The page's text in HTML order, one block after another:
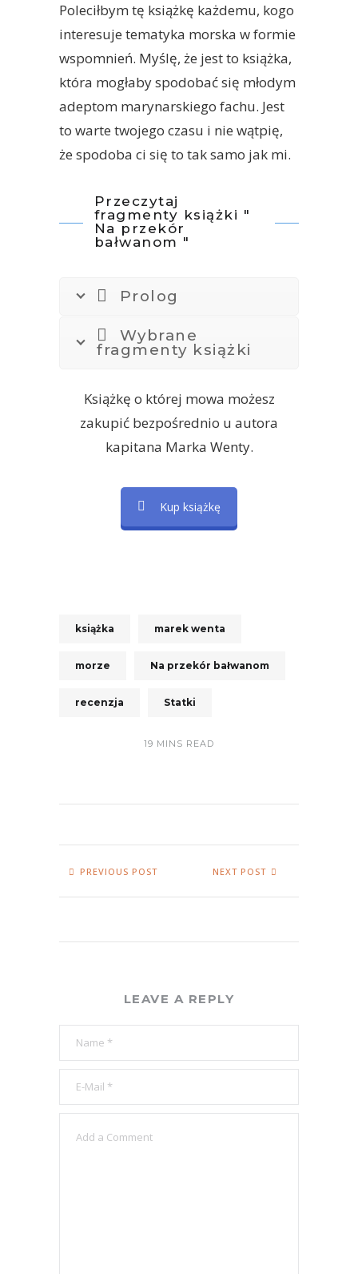
Poleciłbym tę książkę każdemu, kogo
interesuje tematyka morska w formie
wspomnień. Myślę, że jest to książka,
która mogłaby spodobać się młodym
adeptom marynarskiego fachu. Jest
to warte twojego czasu i nie wątpię,
że spodoba ci się to tak samo jak mi.
Przeczytaj
fragmenty książki "
Na przekór
bałwanom "
Prolog
Wybrane
fragmenty książki
Książkę o której mowa możesz
zakupić bezpośrednio u autora
kapitana Marka Wenty.
Kup książkę
książka marek wenta
morze Na przekór bałwanom
recenzja Statki
19 MINS READ
PREVIOUS POST NEXT POST
LEAVE A REPLY